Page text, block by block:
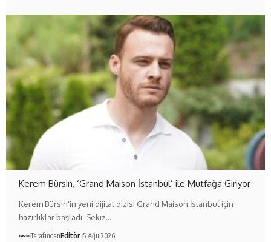
Kerem Bürsin, ‘Grand Maison İstanbul’ ile Mutfağa Giriyor
Kerem Bürsin'in yeni dijital dizisi Grand Maison İstanbul için
hazırlıklar başladı. Sekiz…
TarafındanEditör 5 Ağu 2026